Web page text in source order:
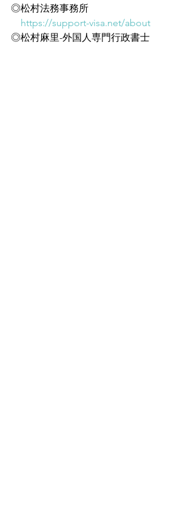
◎松村法務事務所
https://support-visa.net/about
◎松村麻里-外国人専門行政書士